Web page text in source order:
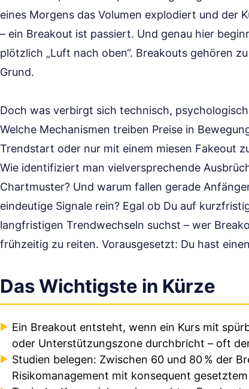
eines Morgens das Volumen explodiert und der
– ein Breakout ist passiert. Und genau hier
plötzlich „Luft nach oben“. Breakouts gehören
Grund.
Doch was verbirgt sich technisch,
Welche Mechanismen treiben Preise in
Trendstart oder nur mit einem miesen Fakeout
Wie identifiziert man vielversprechende
Chartmuster? Und warum fallen gerade
eindeutige Signale rein? Egal ob Du auf
langfristigen Trendwechseln suchst – wer
frühzeitig zu reiten. Vorausgesetzt: Du hast
Das Wichtigste in Kürze
Ein Breakout entsteht, wenn ein Kurs mit
oder Unterstützungszone durchbricht – oft
Studien belegen: Zwischen 60 und 80 % der
Risikomanagement mit konsequent